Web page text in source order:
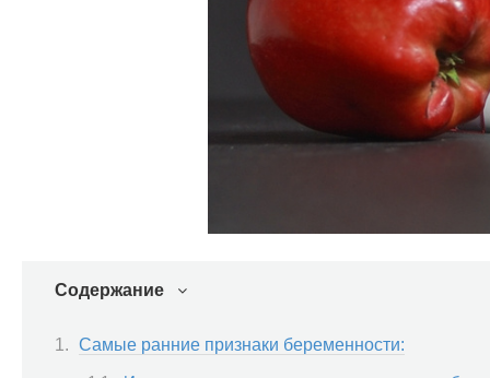
Содержание
Самые ранние признаки беременности: